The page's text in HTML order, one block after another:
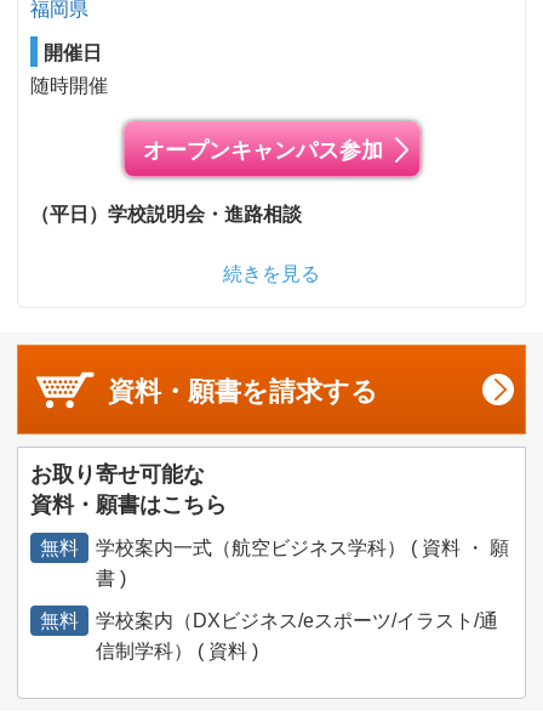
福岡県
開催日
随時開催
オープンキャンパス参加
（平日）学校説明会・進路相談
続きを見る
資料・願書を請求する
お取り寄せ可能な
資料・願書はこちら
無料
学校案内一式（航空ビジネス学科） ( 資料 ・ 願
書 )
無料
学校案内（DXビジネス/eスポーツ/イラスト/通
信制学科） ( 資料 )